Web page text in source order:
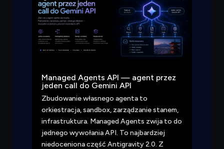
Managed Agents API — agent przez
jeden call do Gemini API
Zbudowanie własnego agenta to
orkiestracja, sandbox, zarządzanie stanem,
infrastruktura. Managed Agents zwija to do
jednego wywołania API. To najbardziej
niedoceniona część Antigravity 2.0. Z